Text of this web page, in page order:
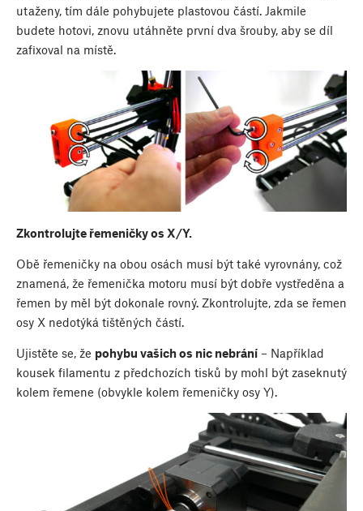
utaženy, tím dále pohybujete plastovou částí. Jakmile
budete hotovi, znovu utáhněte první dva šrouby, aby se díl
zafixoval na místě.
Zkontrolujte řemeničky os X/Y.
Obě řemeničky na obou osách musí být také vyrovnány, což
znamená, že řemenička motoru musí být dobře vystředěna a
řemen by měl být dokonale rovný. Zkontrolujte, zda se řemen
osy X nedotýká tištěných částí.
Ujistěte se, že pohybu vašich os nic nebrání – Například
kousek filamentu z předchozích tisků by mohl být zaseknutý
kolem řemene (obvykle kolem řemeničky osy Y).